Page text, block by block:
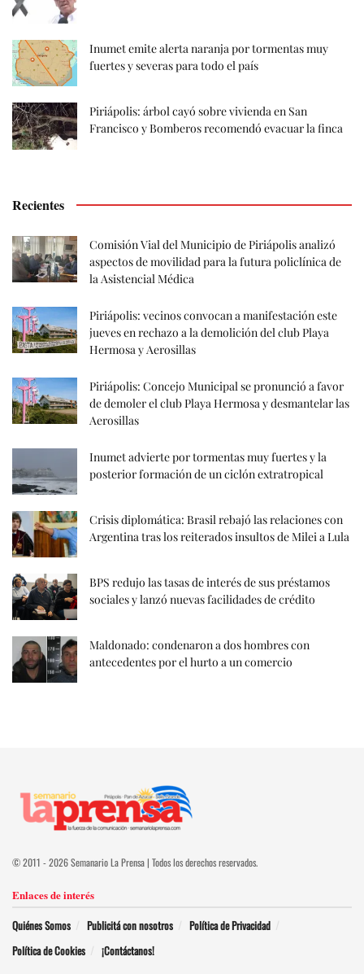
Inumet emite alerta naranja por tormentas muy
fuertes y severas para todo el país
Piriápolis: árbol cayó sobre vivienda en San
Francisco y Bomberos recomendó evacuar la finca
Recientes
Comisión Vial del Municipio de Piriápolis analizó
aspectos de movilidad para la futura policlínica de
la Asistencial Médica
Piriápolis: vecinos convocan a manifestación este
jueves en rechazo a la demolición del club Playa
Hermosa y Aerosillas
Piriápolis: Concejo Municipal se pronunció a favor
de demoler el club Playa Hermosa y desmantelar las
Aerosillas
Inumet advierte por tormentas muy fuertes y la
posterior formación de un ciclón extratropical
Crisis diplomática: Brasil rebajó las relaciones con
Argentina tras los reiterados insultos de Milei a Lula
BPS redujo las tasas de interés de sus préstamos
sociales y lanzó nuevas facilidades de crédito
Maldonado: condenaron a dos hombres con
antecedentes por el hurto a un comercio
© 2011 - 2026 Semanario La Prensa | Todos los derechos reservados.
Enlaces de interés
Quiénes Somos Publicitá con nosotros
Política de Privacidad
Política de Cookies
¡Contáctanos!